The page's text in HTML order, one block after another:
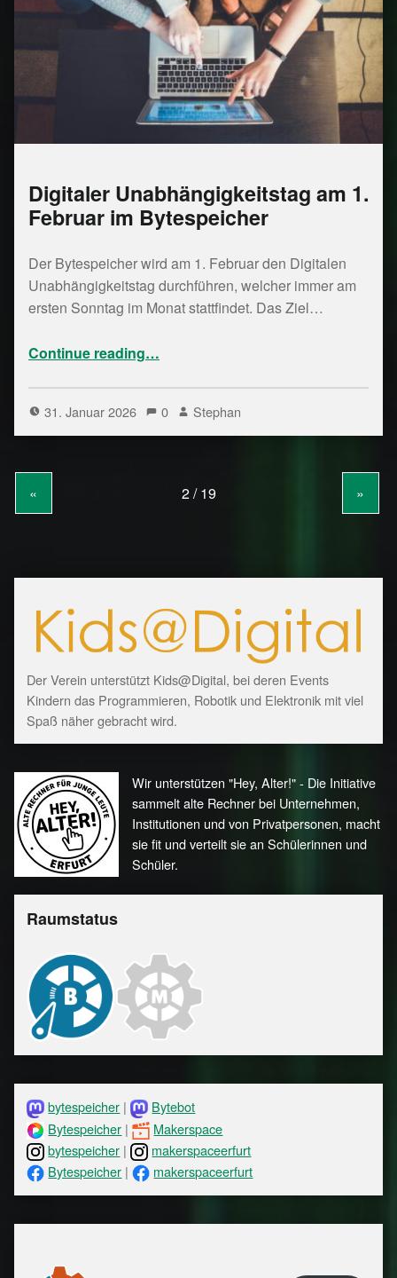
Digitaler Unabhängigkeitstag am 1.
Februar im Bytespeicher
Der Bytespeicher wird am 1. Februar den Digitalen
Unabhängigkeitstag durchführen, welcher immer am
ersten Sonntag im Monat stattfindet. Das Ziel…
Continue reading…
31. Januar 2026 0 Stephan
« »
Der Verein unterstützt Kids@Digital, bei deren Events
Kindern das Programmieren, Robotik und Elektronik mit viel
Spaß näher gebracht wird.
Wir unterstützen "Hey, Alter!" - Die Initiative
sammelt alte Rechner bei Unternehmen,
Institutionen und von Privatpersonen, macht
sie fit und verteilt sie an Schülerinnen und
Schüler.
Raumstatus
bytespeicher |
Bytebot
Bytespeicher |
Makerspace
bytespeicher |
makerspaceerfurt
Bytespeicher | makerspaceerfurt